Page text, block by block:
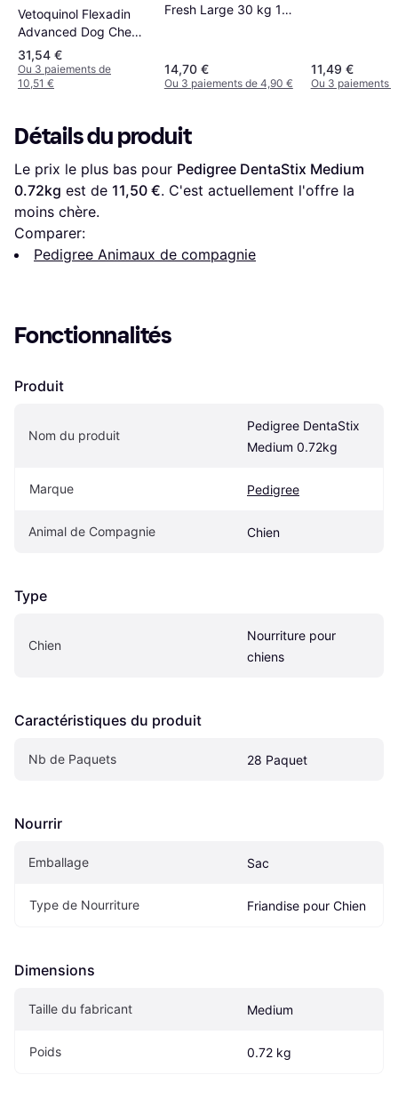
Vetoquinol Flexadin
Advanced Dog Chews
with UCII 30 Tablets
31,54 €
Ou 3 paiements de
10,51 €
Fresh Large 30 kg 15
14,70 €
Ou 3 paiements de 4,90 €
11,49 €
Ou 3 paiements
Détails du produit
Le prix le plus bas pour Pedigree DentaStix Medium
0.72kg est de 11,50 €. C'est actuellement l'offre la
moins chère.
Comparer:
Pedigree Animaux de compagnie
Fonctionnalités
Produit
Nom du produit
Pedigree DentaStix
Medium 0.72kg
Marque Pedigree
Animal de Compagnie Chien
Type
Chien
Nourriture pour
chiens
Caractéristiques du produit
Nb de Paquets 28 Paquet
Nourrir
Emballage Sac
Type de Nourriture Friandise pour Chien
Dimensions
Taille du fabricant Medium
Poids 0.72 kg